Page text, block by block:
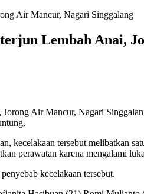
Air Mancur, Nagari Singgalang
Lembah Anai,
Air Mancur, Nagari
kecelakaan tersebut melibatkan
perawatan karena mengalami
kecelakaan tersebut.